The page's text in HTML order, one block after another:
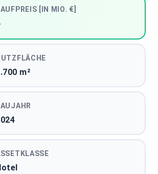
Hamburg
MARKTBERICHTE ANZEIGEN
| Datenschutzerklärung
[IN MIO. €]
m²